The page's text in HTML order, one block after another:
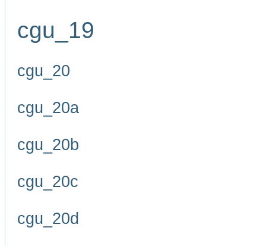
cgu_19
cgu_20
cgu_20a
cgu_20b
cgu_20c
cgu_20d